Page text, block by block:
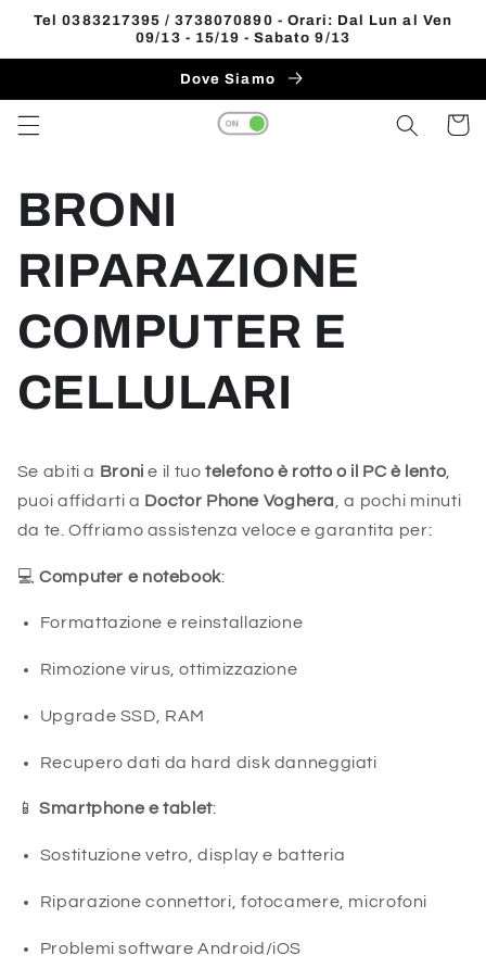
direttamente
Tel 0383217395 / 3738070890 - Orari: Dal Lun al Ven
09/13 - 15/19 - Sabato 9/13
Dove Siamo
Carrello
BRONI
RIPARAZIONE
COMPUTER E
CELLULARI
Se abiti a Broni e il tuotelefono è rotto o il PC è lento
puoi affidarti a Doctor Phone Voghera , a pochi minuti
da te. Offriamo assistenza veloce e garantita per:
💻Computer e notebook:
Formattazione e reinstallazione
Rimozione virus, ottimizzazione
Upgrade SSD, RAM
Recupero dati da hard disk danneggiati
📱Smartphone e tablet:
Sostituzione vetro, display e batteria
Riparazione connettori, fotocamere, microfoni
Problemi software Android/iOS